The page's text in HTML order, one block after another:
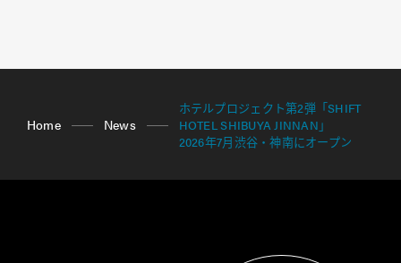
Home News
ホテルプロジェクト第2弾「SHIFT
HOTEL SHIBUYA JINNAN」
2026年7月渋谷・神南にオープン